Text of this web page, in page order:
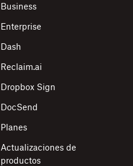
Business
Enterprise
Dash
Reclaim.ai
Dropbox Sign
DocSend
Planes
Actualizaciones de
productos